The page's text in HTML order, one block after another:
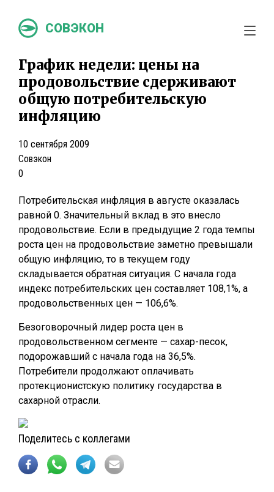
СОВЭКОН
График недели: цены на
продовольствие сдерживают
общую потребительскую
инфляцию
10 сентября 2009
Совэкон
0
Потребительская инфляция в августе оказалась
равной 0. Значительный вклад в это внесло
продовольствие. Если в предыдущие 2 года темпы
роста цен на продовольствие заметно превышали
общую инфляцию, то в текущем году
складывается обратная ситуация. С начала года
индекс потребительских цен составляет 108,1%, а
продовольственных цен — 106,6%.
Безоговорочный лидер роста цен в
продовольственном сегменте — сахар-песок,
подорожавший с начала года на 36,5%.
Потребители продолжают оплачивать
протекционистскую политику государства в
сахарной отрасли.
Поделитесь с коллегами